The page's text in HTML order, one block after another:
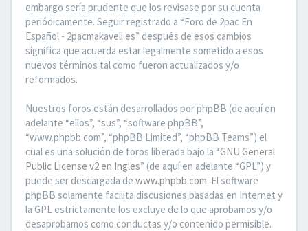
embargo sería prudente que los revisase por su cuenta
periódicamente. Seguir registrado a “Foro de 2pac En
Español - 2pacmakaveli.es” después de esos cambios
significa que acuerda estar legalmente sometido a esos
nuevos términos tal como fueron actualizados y/o
reformados.
Nuestros foros están desarrollados por phpBB (de aquí en
adelante “ellos”, “sus”, “software phpBB”,
“www.phpbb.com”, “phpBB Limited”, “phpBB Teams”) el
cual es una solución de foros liberada bajo la “GNU General
Public License v2 en Ingles” (de aquí en adelante “GPL”) y
puede ser descargada de www.phpbb.com. El software
phpBB solamente facilita discusiones basadas en Internet y
la GPL estrictamente los excluye de lo que aprobamos y/o
desaprobamos como conductas y/o contenido permisible.